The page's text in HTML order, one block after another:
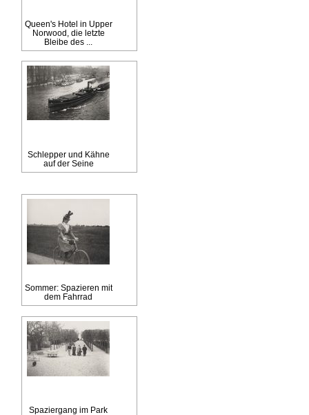
Queen's Hotel in Upper
Norwood, die letzte
Bleibe des ...
Schlepper und Kähne
auf der Seine
Sommer: Spazieren mit
dem Fahrrad
Spaziergang im Park